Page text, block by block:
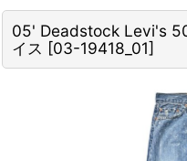
05' Deadstock Levi's
イス [03-19418_01]